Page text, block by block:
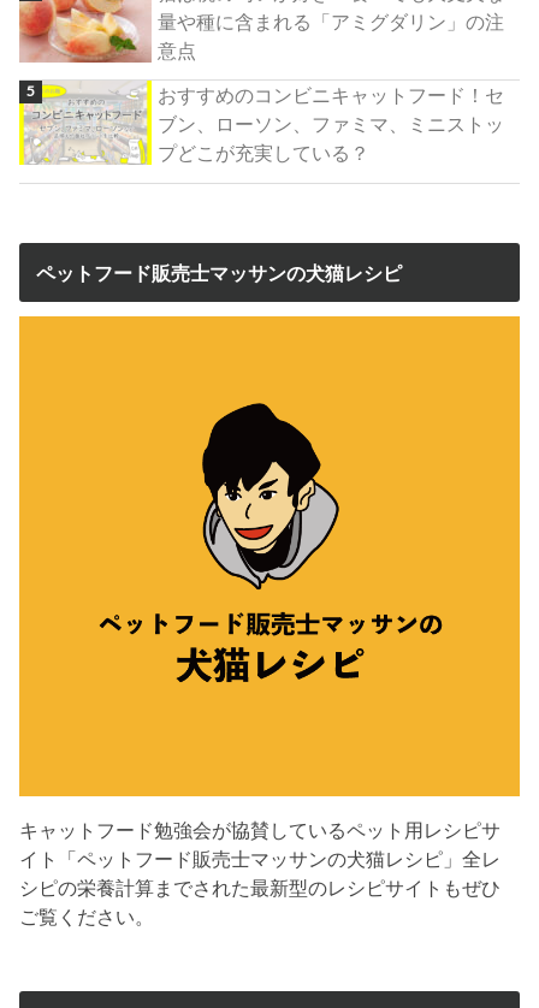
量や種に含まれる「アミグダリン」の注
意点
おすすめのコンビニキャットフード！セ
ブン、ローソン、ファミマ、ミニストッ
プどこが充実している？
ペットフード販売士マッサンの犬猫レシピ
キャットフード勉強会が協賛しているペット用レシピサ
イト「ペットフード販売士マッサンの犬猫レシピ」全レ
シピの栄養計算までされた最新型のレシピサイトもぜひ
ご覧ください。